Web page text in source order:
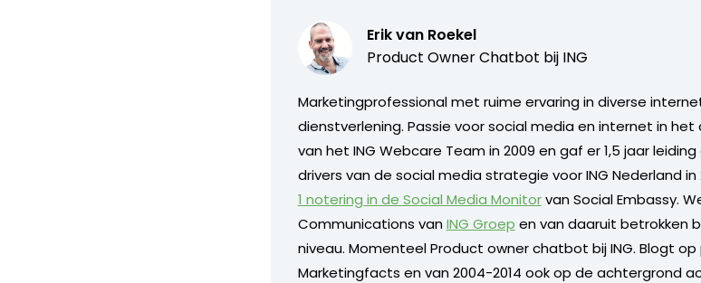
Erik van Roekel
Product Owner Chatbot bij ING
Marketingprofessional met ruime ervaring in diverse
dienstverlening. Passie voor social media en internet in
van het ING Webcare Team in 2009 en gaf er 1,5 jaar
drivers van de social media strategie voor ING Nederland in
1 notering in de Social Media Monitorvan Social Embassy.
Communications vanING Groep en van daaruit betrokken
niveau. Momenteel Product owner chatbot bij ING. Blogt
Marketingfacts en van 2004-2014 ook op de achtergrond